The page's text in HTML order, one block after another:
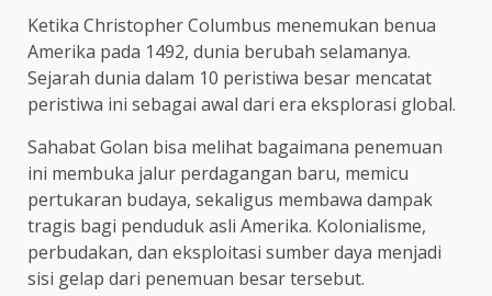
Ketika Christopher Columbus menemukan benua
Amerika pada 1492, dunia berubah selamanya.
Sejarah dunia dalam 10 peristiwa besar mencatat
peristiwa ini sebagai awal dari era eksplorasi global.
Sahabat Golan bisa melihat bagaimana penemuan
ini membuka jalur perdagangan baru, memicu
pertukaran budaya, sekaligus membawa dampak
tragis bagi penduduk asli Amerika. Kolonialisme,
perbudakan, dan eksploitasi sumber daya menjadi
sisi gelap dari penemuan besar tersebut.